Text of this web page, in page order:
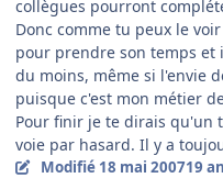
collègues pourront
Donc comme tu peux le
pour prendre son temps et
du moins, même si l'envie
puisque c'est mon métier
Pour finir je te dirais qu'un
voie par hasard. Il y a
Modifié 18 mai 200719